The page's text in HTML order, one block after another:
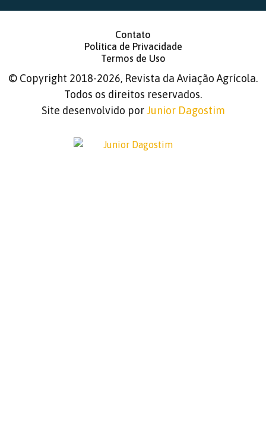
Contato
Política de Privacidade
Termos de Uso
© Copyright 2018-2026, Revista da Aviação Agrícola.
Todos os direitos reservados.
Site desenvolvido porJunior Dagostim